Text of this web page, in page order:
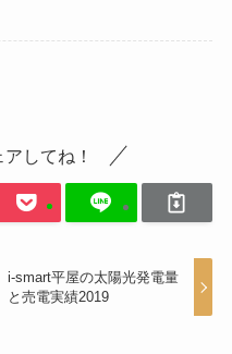
してね！
i-smart平屋の太陽光発電量
と売電実績2019